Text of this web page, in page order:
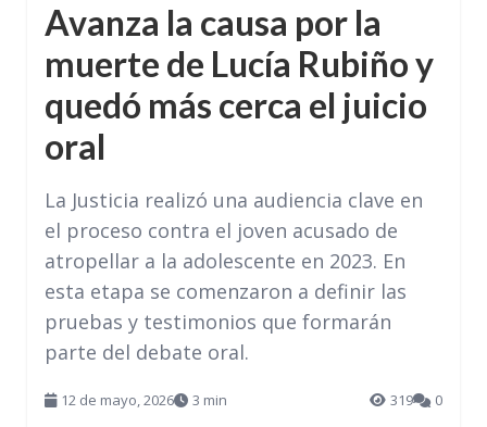
Avanza la causa por la
muerte de Lucía Rubiño y
quedó más cerca el juicio
oral
La Justicia realizó una audiencia clave en
el proceso contra el joven acusado de
atropellar a la adolescente en 2023. En
esta etapa se comenzaron a definir las
pruebas y testimonios que formarán
parte del debate oral.
12 de mayo, 2026 3 min 319 0